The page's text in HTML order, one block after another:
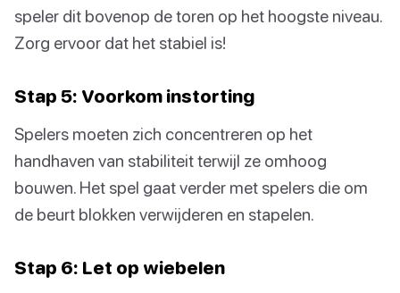
speler dit bovenop de toren op het hoogste niveau.
Zorg ervoor dat het stabiel is!
Stap 5: Voorkom instorting
Spelers moeten zich concentreren op het
handhaven van stabiliteit terwijl ze omhoog
bouwen. Het spel gaat verder met spelers die om
de beurt blokken verwijderen en stapelen.
Stap 6: Let op wiebelen